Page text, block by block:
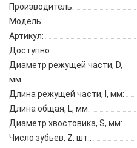
Производитель:
Модель:
Артикул:
Доступно:
Диаметр режущей части, D,
мм:
Длина режущей части, l, мм:
Длина общая, L, мм:
Диаметр хвостовика, S, мм:
Число зубьев, Z, шт.: